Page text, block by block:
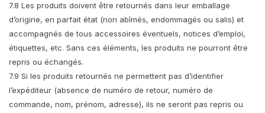
7.8 Les produits doivent être retournés dans leur emballage
d’origine, en parfait état (non abîmés, endommagés ou salis) et
accompagnés de tous accessoires éventuels, notices d’emploi,
étiquettes, etc. Sans ces éléments, les produits ne pourront être
repris ou échangés.
7.9 Si les produits retournés ne permettent pas d’identifier
l’expéditeur (absence de numéro de retour, numéro de
commande, nom, prénom, adresse), ils ne seront pas repris ou